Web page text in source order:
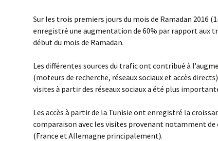
Sur les trois premiers jours du mois de Ramadan 2016
enregistré une augmentation de 60% par rapport aux
début du mois de Ramadan.
Les différentes sources du trafic ont contribué à
(moteurs de recherche, réseaux sociaux et accès
visites à partir des réseaux sociaux a été plus
Les accès à partir de la Tunisie ont enregistré la
comparaison avec les visites provenant notamment de
(France et Allemagne principalement).